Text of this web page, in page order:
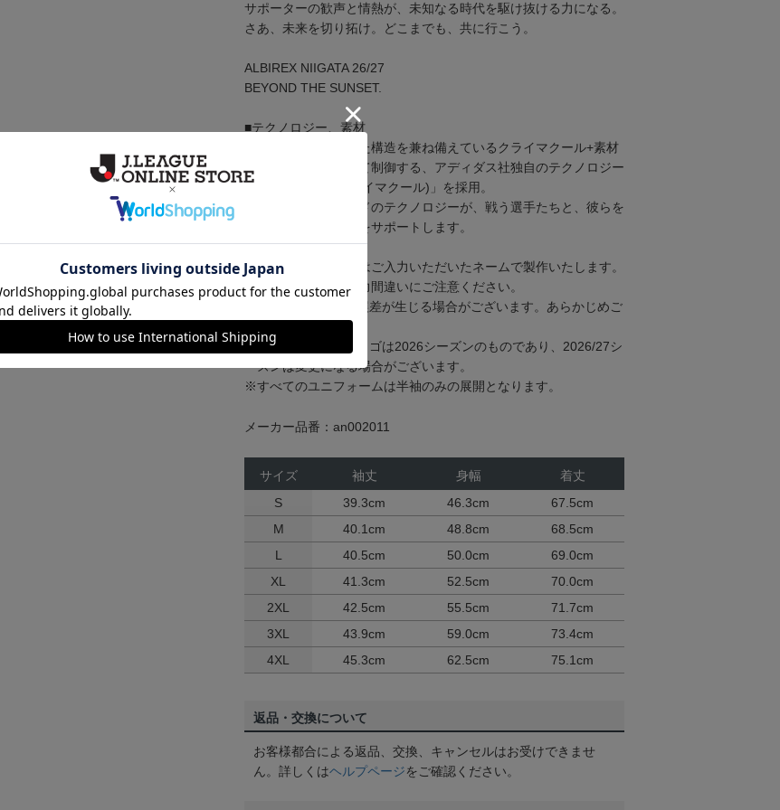
サポーターの歓声と情熱が、未知なる時代を駆け抜ける力になる。
さあ、未来を切り拓け。どこまでも、共に行こう。
ALBIREX NIIGATA 26/27
BEYOND THE SUNSET.
■テクノロジー、素材
軽量で透湿性に優れた構造を兼ね備えているクライマクール+素材
が汗をすばやく吸って制御する、アディダス社独自のテクノロジー
「CLIMACOOL(クライマクール)」を採用。
世界最高峰のブランドのテクノロジーが、戦う選手たちと、彼らを
力の限り支える皆様をサポートします。
※オリジナルネームはご入力いただいたネームで製作いたします。
スペースの有無や入力間違いにご注意ください。
※縫製の際に多少の誤差が生じる場合がございます。あらかじめご
※画像のパートナーロゴは2026シーズンのものであり、2026/27シ
ーズンは変更になる場合がございます。
※すべてのユニフォームは半袖のみの展開となります。
メーカー品番：an002011
サイズ 袖丈 身幅
着丈
S
39.3cm 46.3cm
67.5cm
M
40.1cm 48.8cm
68.5cm
L
40.5cm 50.0cm
69.0cm
XL
41.3cm 52.5cm
70.0cm
2XL
42.5cm 55.5cm
71.7cm
3XL
43.9cm 59.0cm
73.4cm
4XL
45.3cm 62.5cm 75.1cm
返品・交換について
お客様都合による返品、交換、キャンセルはお受けできませ
ん。詳しくはヘルプページをご確認ください。